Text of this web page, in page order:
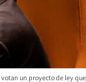
un proyecto de ley que